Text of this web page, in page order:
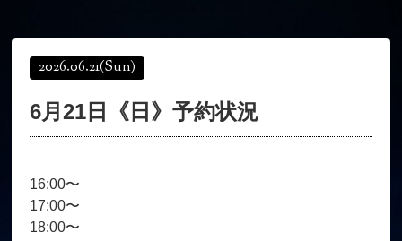
オンラインショップ
育毛コース よくある質問
お客様の声
ご予約＋お問い合わせ
2026.06.21(Sun)
6月21日《日》予約状況
16:00〜
17:00〜
18:00〜